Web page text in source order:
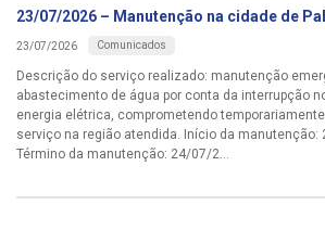
23/07/2026 – Manutenção na cidade de
23/07/2026 Comunicados
Descrição do serviço realizado: manutenção
abastecimento de água por conta da interrupção
energia elétrica, comprometendo
serviço na região atendida. Início da manutenção:
Término da manutenção: 24/07/2...